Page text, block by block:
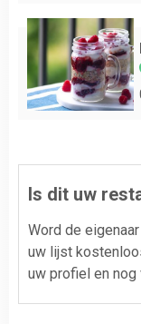
Is dit uw
Word de
uw lijst
uw profiel en nog